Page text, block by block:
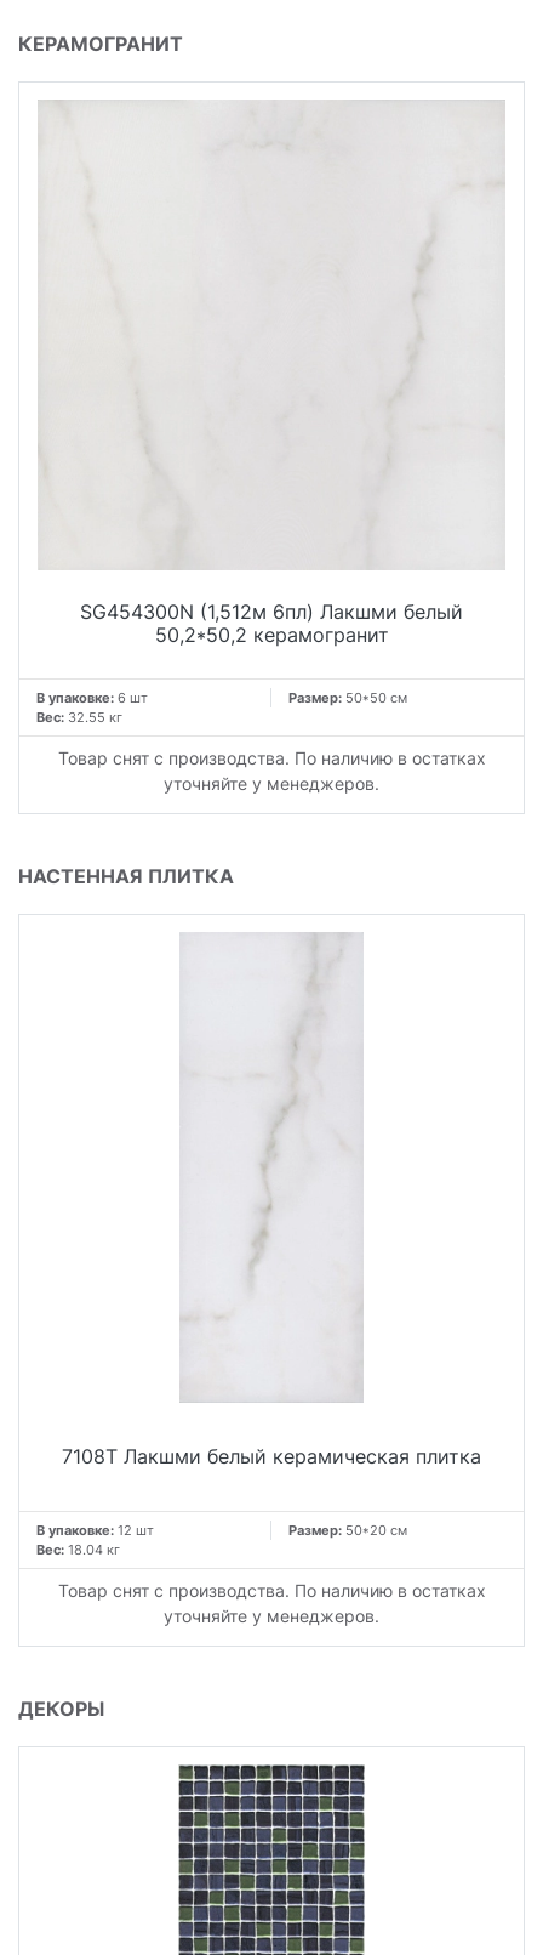
КЕРАМОГРАНИТ
SG454300N (1,512м 6пл) Лакшми белый
50,2*50,2 керамогранит
В упаковке: 6 шт Размер: 50*50 см
Вес: 32.55 кг
Товар снят с производства. По наличию в остатках
уточняйте у менеджеров.
НАСТЕННАЯ ПЛИТКА
7108T Лакшми белый керамическая плитка
В упаковке: 12 шт Размер: 50*20 см
Вес: 18.04 кг
Товар снят с производства. По наличию в остатках
уточняйте у менеджеров.
ДЕКОРЫ